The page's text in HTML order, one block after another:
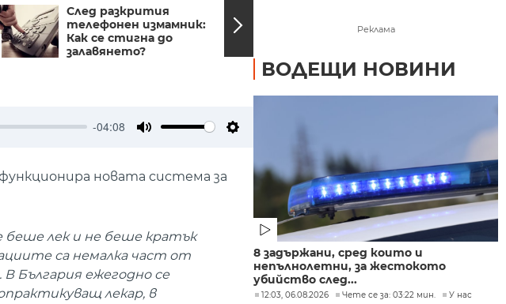
След разкрития
телефонен измамник:
Как се стигна до
залавянето?
предприемат от СДВР
-04:08
новата система за
беше лек и не беше кратък
са немалка част от
България ежегодно се
лекар, в
Реклама
ВОДЕЩИ НОВИНИ
8 задържани, сред които и
непълнолетни, за жестокото
убийство след...
12:03, 06.08.2026 Чете се за: 03:22 мин. У нас